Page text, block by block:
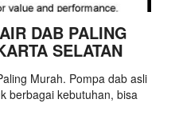
DAB PALING
SELATAN
Murah. Pompa dab asli
berbagai kebutuhan, bisa